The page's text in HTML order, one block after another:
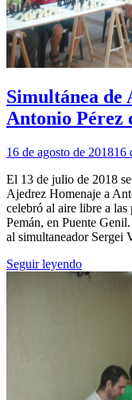
Simultánea de
Antonio Pérez
16 de agosto de 201816
El 13 de julio de 2018
Ajedrez Homenaje a
celebró al aire libre a
Pemán, en Puente
al simultaneador Sergei
Seguir leyendo